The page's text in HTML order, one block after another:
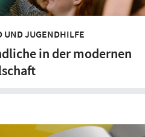
UND JUGENDHILFE
in der modernen